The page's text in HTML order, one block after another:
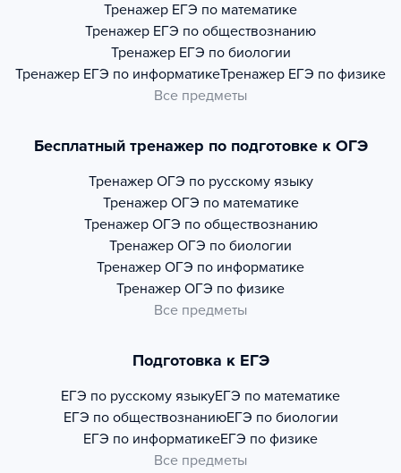
Тренажер ЕГЭ по математике
Тренажер ЕГЭ по обществознанию
Тренажер ЕГЭ по биологии
Тренажер ЕГЭ по информатикеТренажер ЕГЭ по физике
Все предметы
Бесплатный тренажер по подготовке к ОГЭ
Тренажер ОГЭ по русскому языку
Тренажер ОГЭ по математике
Тренажер ОГЭ по обществознанию
Тренажер ОГЭ по биологии
Тренажер ОГЭ по информатике
Тренажер ОГЭ по физике
Все предметы
Подготовка к ЕГЭ
ЕГЭ по русскому языкуЕГЭ по математике
ЕГЭ по обществознаниюЕГЭ по биологии
ЕГЭ по информатикеЕГЭ по физике
Все предметы